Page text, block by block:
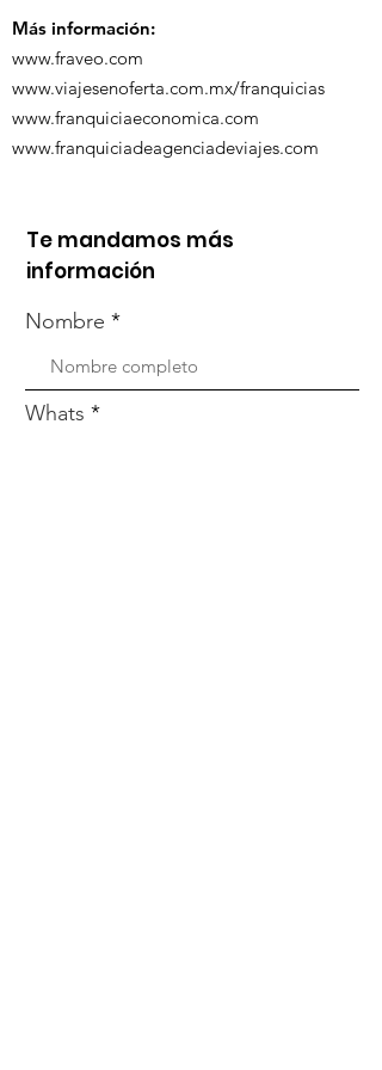
Más información:
www.fraveo.com
www.viajesenoferta.com.mx/franquicias
www.franquiciaeconomica.com
www.franquiciadeagenciadeviajes.com
Te mandamos más
información
Nombre
Whats